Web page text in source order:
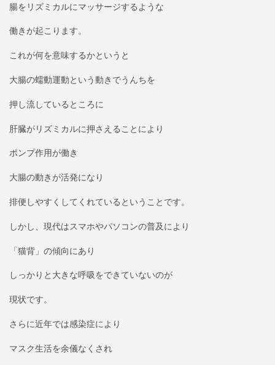
腸をリズミカルにマッサージするような
働きが起こります。
これが何を意味するかというと
大腸の蠕動運動という動きでうんちを
押し流しているところに
肝臓がリズミカルに押さえることにより
ポンプ作用が働き
大腸の動きが活発になり
排便しやすくしてくれているということです。
しかし、現代はスマホやパソコンの普及により
「猫背」の傾向にあり
しっかりと大きな呼吸をできていないのが
現状です。
さらに近年では感染症により
マスク生活を余儀なくされ